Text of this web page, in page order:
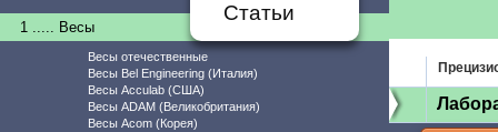
Статьи
1 ..... Весы
Весы отечественные
Весы Bel Engineering (Италия)
Весы Acculab (США)
Весы ADAM (Великобритания)
Весы Acom (Корея)